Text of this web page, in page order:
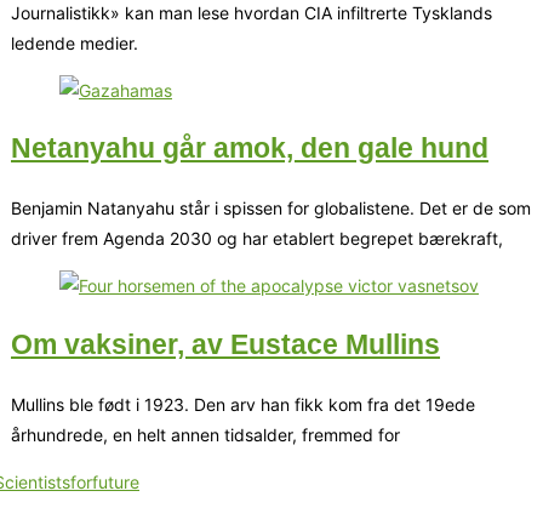
Journalistikk» kan man lese hvordan CIA infiltrerte Tysklands
ledende medier.
Netanyahu går amok, den gale hund
Benjamin Natanyahu står i spissen for globalistene. Det er de som
driver frem Agenda 2030 og har etablert begrepet bærekraft,
Om vaksiner, av Eustace Mullins
Mullins ble født i 1923. Den arv han fikk kom fra det 19ede
århundrede, en helt annen tidsalder, fremmed for